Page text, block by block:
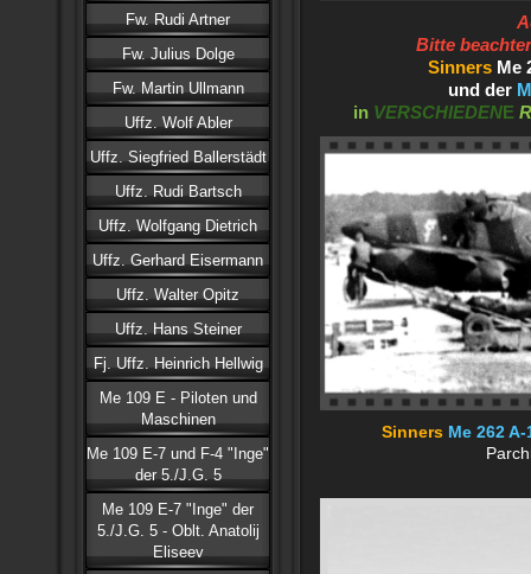
Fw. Rudi Artner
Fw. Julius Dolge
Fw. Martin Ullmann
Uffz. Wolf Abler
Uffz. Siegfried Ballerstädt
Uffz. Rudi Bartsch
Uffz. Wolfgang Dietrich
Uffz. Gerhard Eisermann
Uffz. Walter Opitz
Uffz. Hans Steiner
Fj. Uffz. Heinrich Hellwig
Me 109 E - Piloten und
Maschinen
Me 109 E-7 und F-4 "Inge"
der 5./J.G. 5
Me 109 E-7 "Inge" der
5./J.G. 5 - Oblt. Anatolij
Eliseev
Bitte
Sinners Me
und der
in VERSCHIEDENE
Sinners Me 262 A-